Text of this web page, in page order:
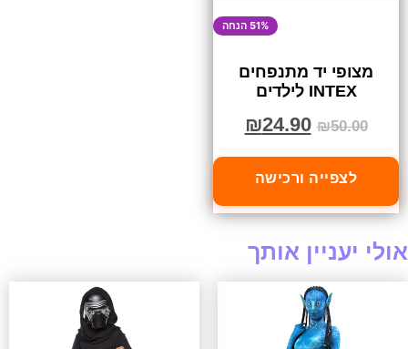
51% הנחה
מצופי יד מתנפחים
INTEX לילדים
₪50.00
₪24.90
לצפייה ורכישה
אולי יעניין אותך